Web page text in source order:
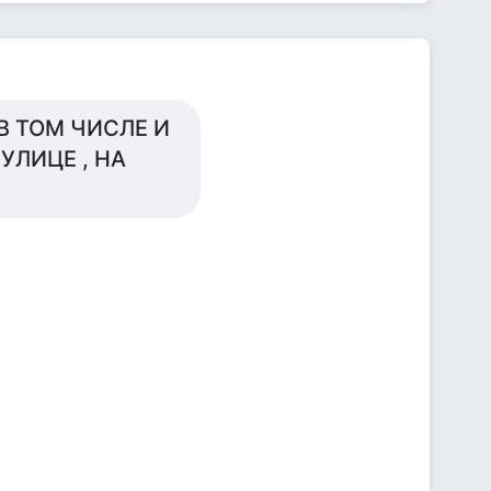
ТОМ ЧИСЛЕ И
, НА